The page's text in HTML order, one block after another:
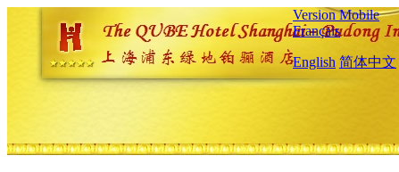
Version Mobile
Français
English 简体中文